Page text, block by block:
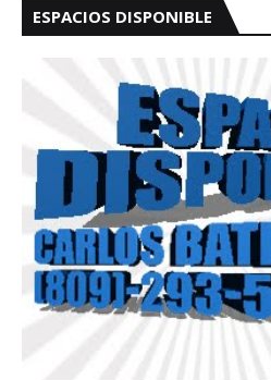
ESPACIOS DISPONIBLE